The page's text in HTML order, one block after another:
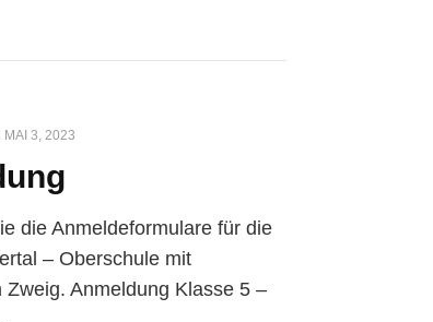
MAI 3, 2023
die Anmeldeformulare für die
– Oberschule mit
Zweig. Anmeldung Klasse 5 –